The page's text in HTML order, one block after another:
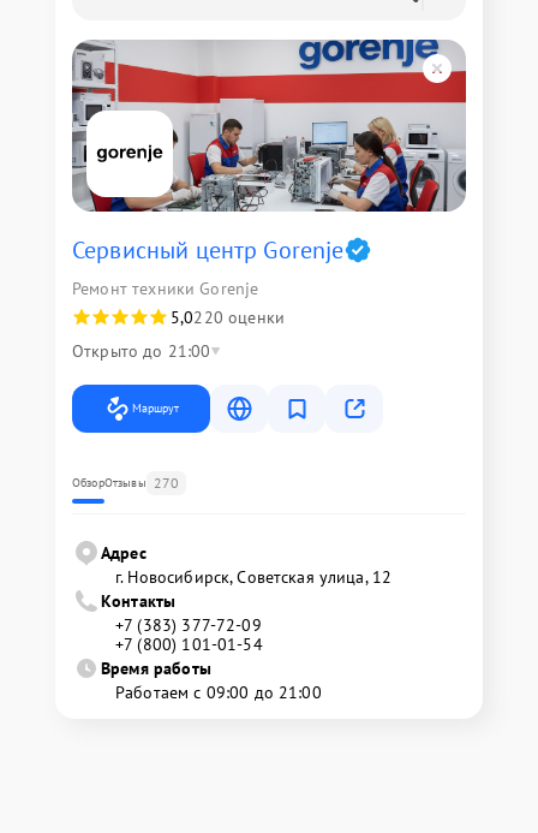
Сервисный центр Gorenje
Ремонт техники Gorenje
5,0220 оценки
Открыто до 21:00
Маршрут
ОбзорОтзывы 270
Адрес
г. Новосибирск, Советская улица, 12
Контакты
+7 (383) 377-72-09
+7 (800) 101-01-54
Время работы
Работаем с 09:00 до 21:00